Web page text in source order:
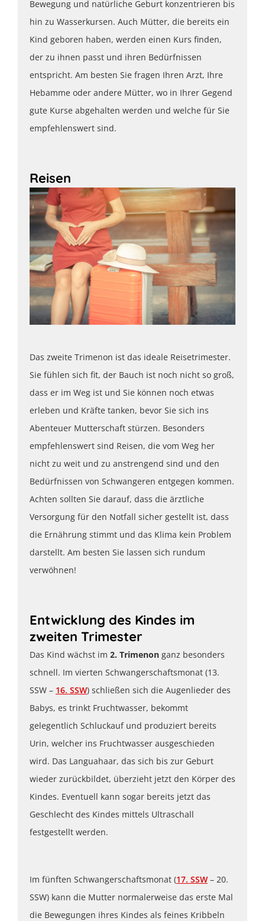
Bewegung und natürliche Geburt konzentrieren bis
hin zu Wasserkursen. Auch Mütter, die bereits ein
Kind geboren haben, werden einen Kurs finden,
der zu ihnen passt und ihren Bedürfnissen
entspricht. Am besten Sie fragen Ihren Arzt, Ihre
Hebamme oder andere Mütter, wo in Ihrer Gegend
gute Kurse abgehalten werden und welche für Sie
empfehlenswert sind.
Reisen
Das zweite Trimenon ist das ideale Reisetrimester.
Sie fühlen sich fit, der Bauch ist noch nicht so groß,
dass er im Weg ist und Sie können noch etwas
erleben und Kräfte tanken, bevor Sie sich ins
Abenteuer Mutterschaft stürzen. Besonders
empfehlenswert sind Reisen, die vom Weg her
nicht zu weit und zu anstrengend sind und den
Bedürfnissen von Schwangeren entgegen kommen.
Achten sollten Sie darauf, dass die ärztliche
Versorgung für den Notfall sicher gestellt ist, dass
die Ernährung stimmt und das Klima kein Problem
darstellt. Am besten Sie lassen sich rundum
verwöhnen!
Entwicklung des Kindes im
zweiten Trimester
Das Kind wächst im 2. Trimenon ganz besonders
schnell. Im vierten Schwangerschaftsmonat (13.
SSW – 16. SSW) schließen sich die Augenlieder des
Babys, es trinkt Fruchtwasser, bekommt
gelegentlich Schluckauf und produziert bereits
Urin, welcher ins Fruchtwasser ausgeschieden
wird. Das Languahaar, das sich bis zur Geburt
wieder zurückbildet, überzieht jetzt den Körper des
Kindes. Eventuell kann sogar bereits jetzt das
Geschlecht des Kindes mittels Ultraschall
festgestellt werden.
Im fünften Schwangerschaftsmonat (17. SSW – 20.
SSW) kann die Mutter normalerweise das erste Mal
die Bewegungen ihres Kindes als feines Kribbeln